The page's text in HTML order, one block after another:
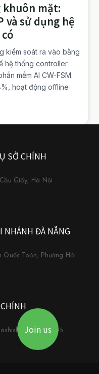
khuôn mặt:
và sử dụng hệ
kiểm soát ra vào bằng
hệ thống controller
mềm AI CW-FSM.
hoạt động offline
SỞ CHÍNH
Giấy, Hà Nội
NHÁNH ĐÀ NẴNG
Quốc Toản, Phường Hải
2-5-5
Join us